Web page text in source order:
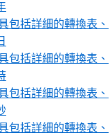
包括詳細的轉換表、
包括詳細的轉換表、
包括詳細的轉換表、
包括詳細的轉換表、